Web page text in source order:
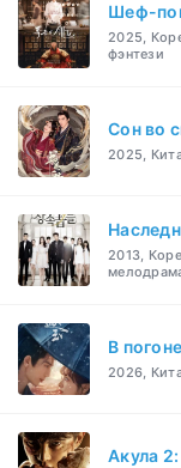
Шеф-
2025,
фэнтези
Cон во
2025,
2013,
В
2026,
Акула